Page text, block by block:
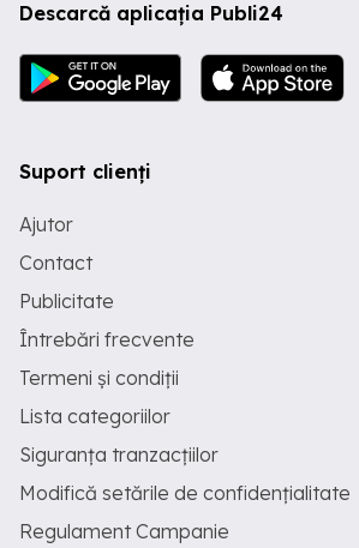
Descarcă aplicația Publi24
Suport clienți
Ajutor
Contact
Publicitate
Întrebări frecvente
Termeni și condiții
Lista categoriilor
Siguranța tranzacțiilor
Modifică setările de confidențialitate
Regulament Campanie